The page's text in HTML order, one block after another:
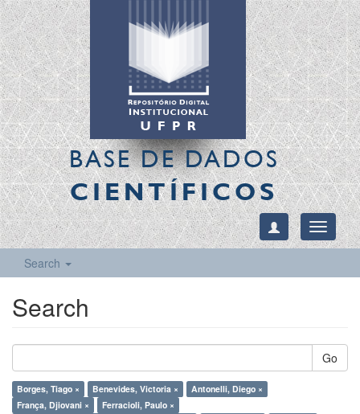
BASE DE DADOS
CIENTÍFICOS
Toggle
Search
Search
Go
Borges, Tiago × Benevides, Victoria ×
Antonelli, Diego ×
França, Djiovani ×
Ferracioli, Paulo ×